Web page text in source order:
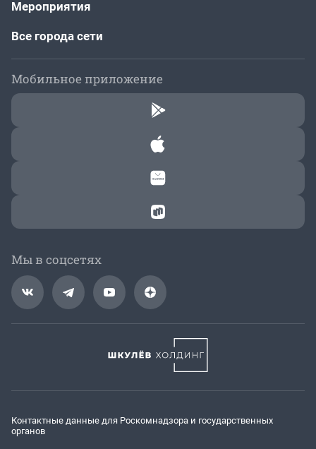
Мероприятия
Все города сети
Мобильное приложение
Мы в соцсетях
Контактные данные для Роскомнадзора и государственных
органов